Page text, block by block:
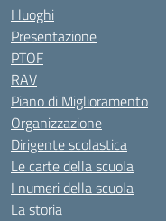
I luoghi
Presentazione
PTOF
RAV
Piano di Miglioramento
Organizzazione
Dirigente scolastica
Le carte della scuola
I numeri della scuola
La storia